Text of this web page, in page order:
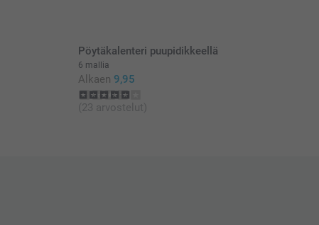
Pöytäkalenteri puupidikkeellä
6 mallia
Alkaen 9,95
(23 arvostelut)